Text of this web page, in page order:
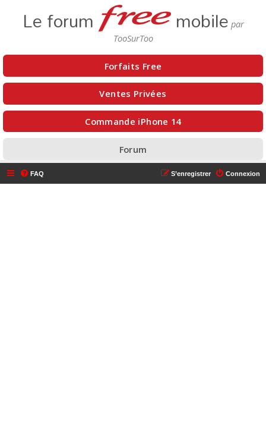
Le forum mobile
Forfaits Free
Ventes Privées
Commande iPhone 14
Forum
FAQ Connexion
S’enregistrer